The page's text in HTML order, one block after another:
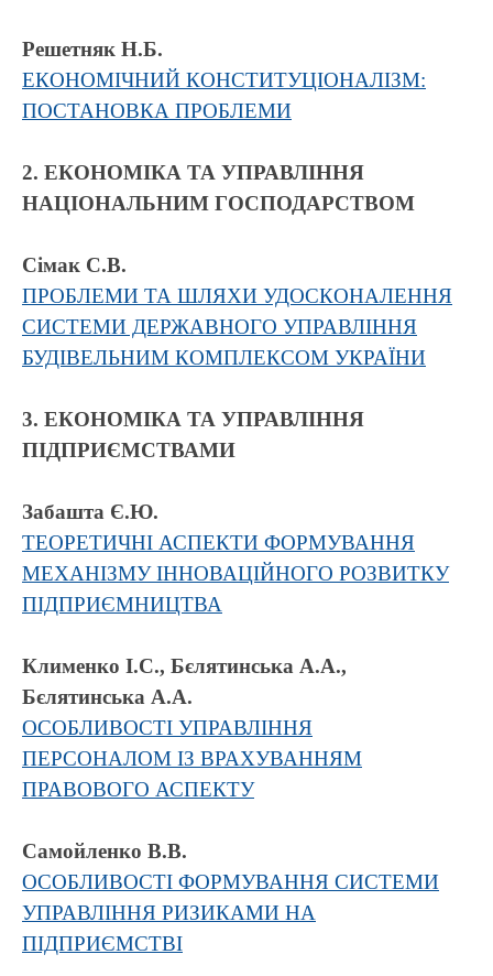
Решетняк Н.Б.
ЕКОНОМІЧНИЙ КОНСТИТУЦІОНАЛІЗМ:
ПОСТАНОВКА ПРОБЛЕМИ
2. ЕКОНОМІКА ТА УПРАВЛІННЯ
НАЦІОНАЛЬНИМ ГОСПОДАРСТВОМ
Сімак С.В.
ПРОБЛЕМИ ТА ШЛЯХИ УДОСКОНАЛЕННЯ
СИСТЕМИ ДЕРЖАВНОГО УПРАВЛІННЯ
БУДІВЕЛЬНИМ КОМПЛЕКСОМ УКРАЇНИ
3. ЕКОНОМІКА ТА УПРАВЛІННЯ
ПІДПРИЄМСТВАМИ
Забашта Є.Ю.
ТЕОРЕТИЧНІ АСПЕКТИ ФОРМУВАННЯ
МЕХАНІЗМУ ІННОВАЦІЙНОГО РОЗВИТКУ
ПІДПРИЄМНИЦТВА
Клименко І.С., Бєлятинська А.А.,
Бєлятинська А.А.
ОСОБЛИВОСТІ УПРАВЛІННЯ
ПЕРСОНАЛОМ ІЗ ВРАХУВАННЯМ
ПРАВОВОГО АСПЕКТУ
Самойленко В.В.
ОСОБЛИВОСТІ ФОРМУВАННЯ СИСТЕМИ
УПРАВЛІННЯ РИЗИКАМИ НА
ПІДПРИЄМСТВІ